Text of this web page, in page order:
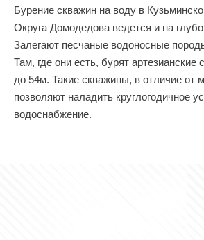
Бурение скважин на воду в
Округа Домодедова ведется и на
Залегают песчаные водоносные
Там, где они есть, бурят артезианские
до 54м. Такие скважины, в отличие от
позволяют наладить круглогодичное
водоснабжение.